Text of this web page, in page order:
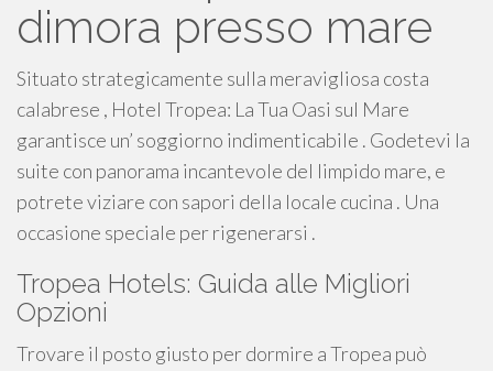
dimora presso mare
Situato strategicamente sulla meravigliosa costa
calabrese , Hotel Tropea: La Tua Oasi sul Mare
garantisce un’ soggiorno indimenticabile . Godetevi la
suite con panorama incantevole del limpido mare, e
potrete viziare con sapori della locale cucina . Una
occasione speciale per rigenerarsi .
Tropea Hotels: Guida alle Migliori
Opzioni
Trovare il posto giusto per dormire a Tropea può